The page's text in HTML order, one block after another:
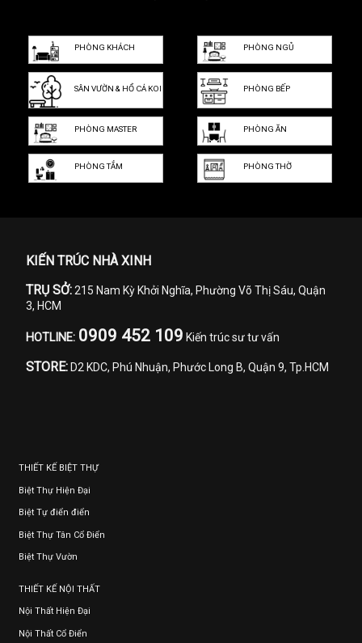
PHÒNG KHÁCH PHÒNG NGỦ
SÂN VƯỜN & HỒ CÁ KOI PHÒNG BẾP
PHÒNG MASTER PHÒNG ĂN
PHÒNG TẮM PHÒNG THỜ
KIẾN TRÚC NHÀ XINH
TRỤ SỞ: 215 Nam Kỳ Khởi Nghĩa, Phường Võ Thị Sáu, Quận
3, HCM
HOTLINE: 0909 452 109 Kiến trúc sư tư vấn
STORE: D2 KDC, Phú Nhuận, Phước Long B, Quận 9, Tp.HCM
THIẾT KẾ BIỆT THỰ
Biệt Thự Hiện Đại
Biệt Tự điển điển
Biệt Thự Tân Cổ Điển
Biệt Thự Vườn
THIẾT KẾ NỘI THẤT
Nội Thất Hiện Đại
Nội Thất Cổ Điển